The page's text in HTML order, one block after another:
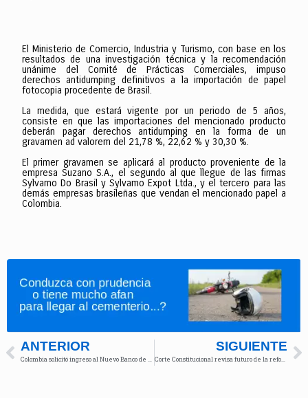
El Ministerio de Comercio, Industria y Turismo, con base en los
resultados de una investigación técnica y la recomendación
unánime del Comité de Prácticas Comerciales, impuso
derechos antidumping definitivos a la importación de papel
fotocopia procedente de Brasil.
La medida, que estará vigente por un periodo de 5 años,
consiste en que las importaciones del mencionado producto
deberán pagar derechos antidumping en la forma de un
gravamen ad valorem del 21,78 %, 22,62 % y 30,30 %.
El primer gravamen se aplicará al producto proveniente de la
empresa Suzano S.A., el segundo al que llegue de las firmas
Sylvamo Do Brasil y Sylvamo Expot Ltda., y el tercero para las
demás empresas brasileñas que vendan el mencionado papel a
Colombia.
ANTERIOR SIGUIENTE
Corte Constitucional revisa futuro de la reforma pensional tras demanda por vicios de trámite